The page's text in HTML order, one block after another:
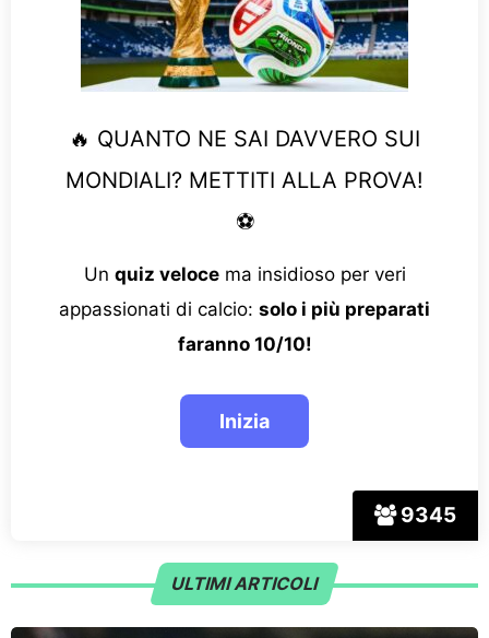
9345
🔥 QUANTO NE SAI DAVVERO SUI
MONDIALI? METTITI ALLA PROVA!
⚽
Un quiz velocema insidioso per veri
appassionati di calcio: solo i più preparati
faranno 10/10!
ULTIMI ARTICOLI